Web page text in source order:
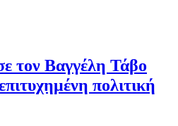
τον Βαγγέλη Τάβο
πολιτική